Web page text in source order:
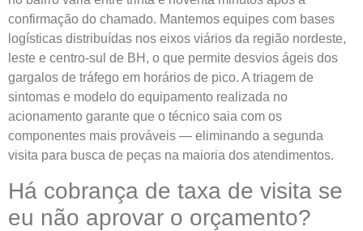
confirmação do chamado. Mantemos equipes com bases
logísticas distribuídas nos eixos viários da região nordeste,
leste e centro-sul de BH, o que permite desvios ágeis dos
gargalos de tráfego em horários de pico. A triagem de
sintomas e modelo do equipamento realizada no
acionamento garante que o técnico saia com os
componentes mais prováveis — eliminando a segunda
visita para busca de peças na maioria dos atendimentos.
Há cobrança de taxa de visita se
eu não aprovar o orçamento?